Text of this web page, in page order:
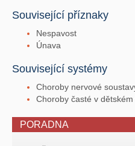
Související příznaky
Nespavost
Únava
Související systémy
Choroby nervové
Choroby časté v dětském
PORADNA